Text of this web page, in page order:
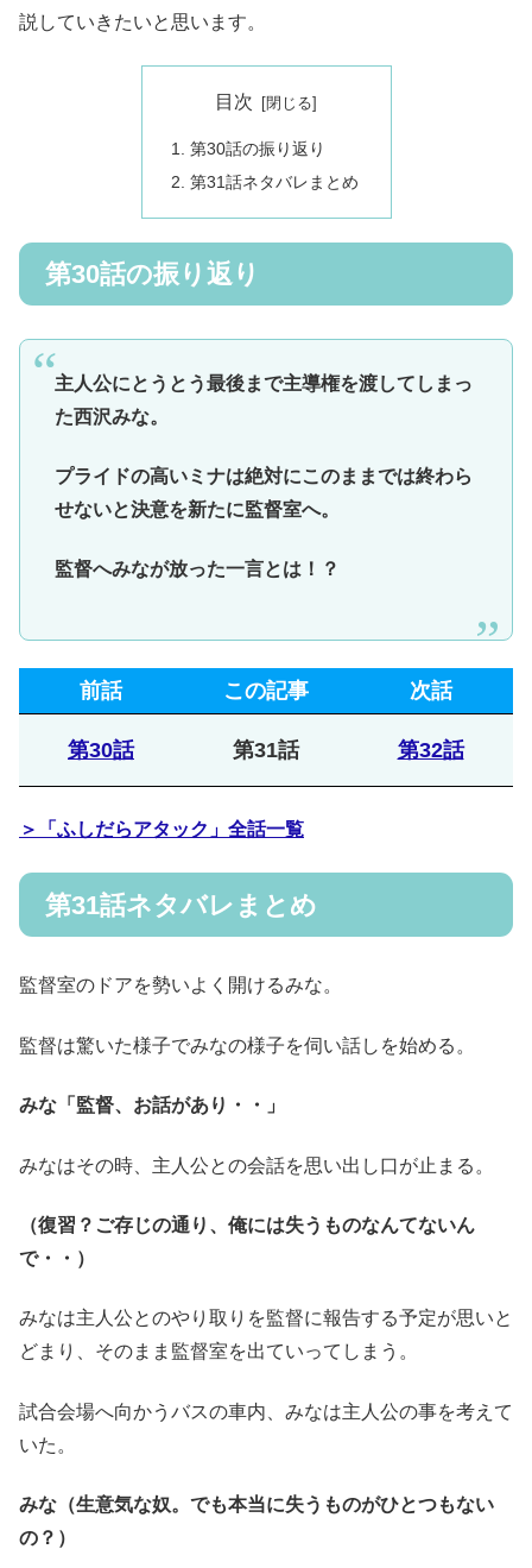
説していきたいと思います。
目次
第30話の振り返り
第31話ネタバレまとめ
第30話の振り返り
主人公にとうとう最後まで主導権を渡してしまっ
た西沢みな。
プライドの高いミナは絶対にこのままでは終わら
せないと決意を新たに監督室へ。
監督へみなが放った一言とは！？
前話 この記事 次話
第30話 第31話 第32話
＞「ふしだらアタック」全話一覧
第31話ネタバレまとめ
監督室のドアを勢いよく開けるみな。
監督は驚いた様子でみなの様子を伺い話しを始める。
みな「監督、お話があり・・」
みなはその時、主人公との会話を思い出し口が止まる。
（復習？ご存じの通り、俺には失うものなんてないん
で・・）
みなは主人公とのやり取りを監督に報告する予定が思いと
どまり、そのまま監督室を出ていってしまう。
試合会場へ向かうバスの車内、みなは主人公の事を考えて
いた。
みな（生意気な奴。でも本当に失うものがひとつもない
の？）